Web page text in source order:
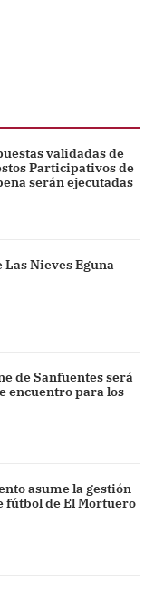
validadas de
Participativos de
serán ejecutadas
Nieves Eguna
de Sanfuentes será
encuentro para los
asume la gestión
fútbol de El Mortuero